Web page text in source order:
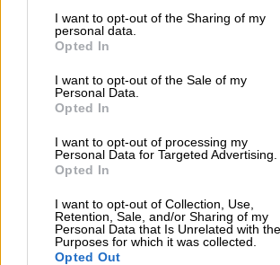
I want to opt-out of the Sharing of my
personal data.
Opted In
I want to opt-out of the Sale of my
Personal Data.
Opted In
I want to opt-out of processing my
Personal Data for Targeted Advertising.
Opted In
I want to opt-out of Collection, Use,
Retention, Sale, and/or Sharing of my
Personal Data that Is Unrelated with the
Purposes for which it was collected.
Opted Out
OPINIONES DIVERSAS
¿La ciudadanía de
consciente del riesgo de
guerra mundial?
Por Álvaro Frutos Rosado y
Crisis